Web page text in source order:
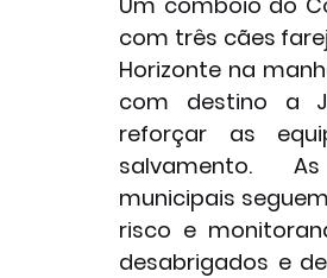
com três cães
Horizonte na
com destino a
reforçar as
salvamento.
municipais
risco e
desabrigados e